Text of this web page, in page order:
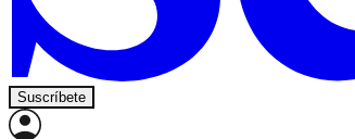
Suscríbete